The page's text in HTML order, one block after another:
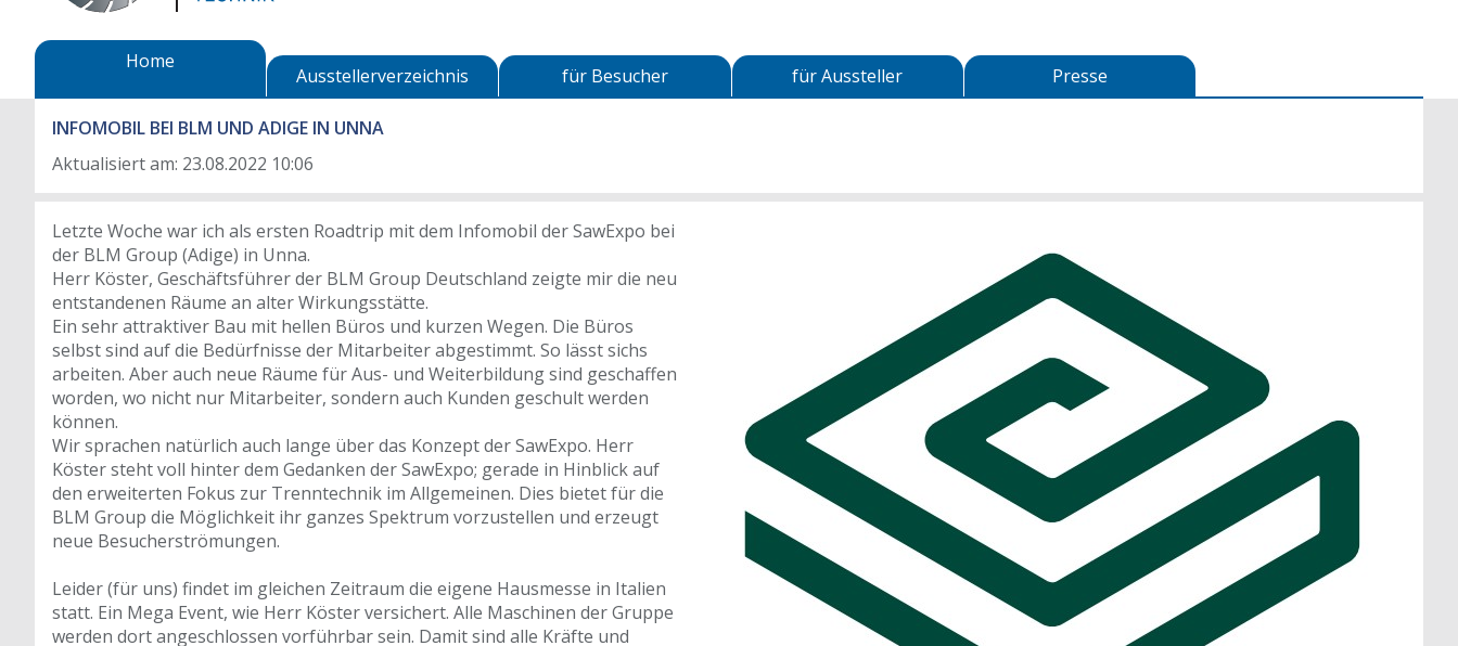
Home
Ausstellerverzeichnis für Besucher für Aussteller Presse
INFOMOBIL BEI BLM UND ADIGE IN UNNA
Aktualisiert am: 23.08.2022 10:06
Letzte Woche war ich als ersten Roadtrip mit dem Infomobil der SawExpo bei
der BLM Group (Adige) in Unna.
Herr Köster, Geschäftsführer der BLM Group Deutschland zeigte mir die neu
entstandenen Räume an alter Wirkungsstätte.
Ein sehr attraktiver Bau mit hellen Büros und kurzen Wegen. Die Büros
selbst sind auf die Bedürfnisse der Mitarbeiter abgestimmt. So lässt sichs
arbeiten. Aber auch neue Räume für Aus- und Weiterbildung sind geschaffen
worden, wo nicht nur Mitarbeiter, sondern auch Kunden geschult werden
können.
Wir sprachen natürlich auch lange über das Konzept der SawExpo. Herr
Köster steht voll hinter dem Gedanken der SawExpo; gerade in Hinblick auf
den erweiterten Fokus zur Trenntechnik im Allgemeinen. Dies bietet für die
BLM Group die Möglichkeit ihr ganzes Spektrum vorzustellen und erzeugt
neue Besucherströmungen.
Leider (für uns) findet im gleichen Zeitraum die eigene Hausmesse in Italien
statt. Ein Mega Event, wie Herr Köster versichert. Alle Maschinen der Gruppe
werden dort angeschlossen vorführbar sein. Damit sind alle Kräfte und